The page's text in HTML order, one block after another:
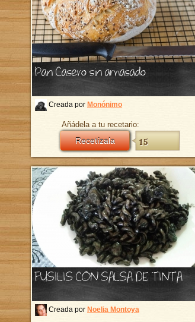
Pan Casero sin amasado
Creada por Monónimo
Añádela a tu recetario:
Recetízala 15
FUSILIS CON SALSA DE TINTA
Creada por Noelia Montoya